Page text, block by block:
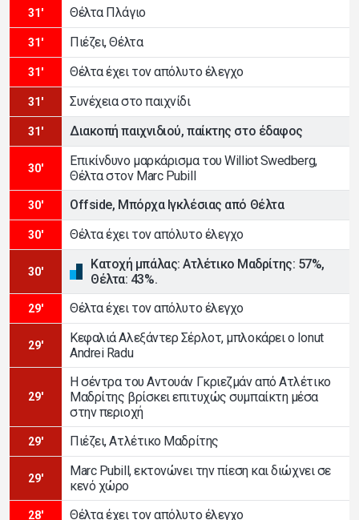
31' Θέλτα Πλάγιο
31' Πιέζει, Θέλτα
31' Θέλτα έχει τον απόλυτο έλεγχο
31' Συνέχεια στο παιχνίδι
31' Διακοπή παιχνιδιού, παίκτης στο έδαφος
30'
Επικίνδυνο μαρκάρισμα του Williot Swedberg,
Θέλτα στον Marc Pubill
30' Offside, Μπόρχα Ιγκλέσιας από Θέλτα
30' Θέλτα έχει τον απόλυτο έλεγχο
30'
Κατοχή μπάλας: Ατλέτικο Μαδρίτης: 57%,
Θέλτα: 43%.
29' Θέλτα έχει τον απόλυτο έλεγχο
29'
Κεφαλιά Αλεξάντερ Σέρλοτ, μπλοκάρει ο Ionut
Andrei Radu
29'
Η σέντρα του Αντουάν Γκριεζμάν από Ατλέτικο
Μαδρίτης βρίσκει επιτυχώς συμπαίκτη μέσα
στην περιοχή
29' Πιέζει, Ατλέτικο Μαδρίτης
29'
Marc Pubill, εκτονώνει την πίεση και διώχνει σε
κενό χώρο
28' Θέλτα έχει τον απόλυτο έλεγχο